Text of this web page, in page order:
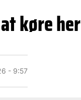
køre her
- 9:57